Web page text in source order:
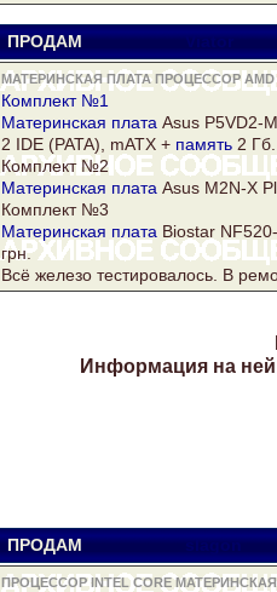
ПРОДАМ Viator
МАТЕРИНСКАЯ ПЛАТА ПРОЦЕССОР AMD
Комплект №1
Материнская плата Asus P5VD2-
2 IDE (PATA), mATX + память 2
Комплект №2
Материнская плата Asus M2N-X
Комплект №3
Материнская плата Biostar
грн.
Всё железо тестировалось. В
Информация на ней
ПРОДАМ slagon
ПРОЦЕССОР INTEL CORE